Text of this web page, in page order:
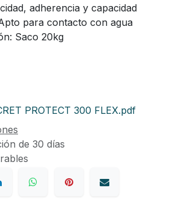
adherencia y capacidad
para contacto con agua
Saco 20kg
PROTECT 300 FLEX.pdf
de 30 días